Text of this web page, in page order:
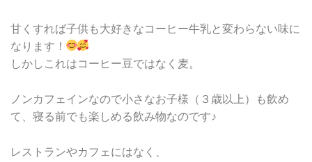
甘くすれば子供も大好きなコーヒー牛乳と変わらない味に
なります！
しかしこれはコーヒー豆ではなく麦。
ノンカフェインなので小さなお子様（３歳以上）も飲め
て、寝る前でも楽しめる飲み物なのです♪
レストランやカフェにはなく、